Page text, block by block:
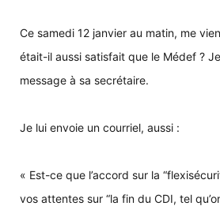
Ce samedi 12 janvier au matin, me
était-il aussi satisfait que le Médef ?
message à sa secrétaire.
Je lui envoie un courriel, aussi :
« Est-ce que l’accord sur la
vos attentes sur “la fin du CDI, tel